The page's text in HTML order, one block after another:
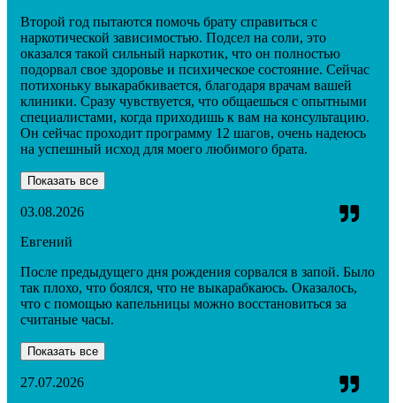
Второй год пытаются помочь брату справиться с
наркотической зависимостью. Подсел на соли, это
оказался такой сильный наркотик, что он полностью
подорвал свое здоровье и психическое состояние. Сейчас
потихоньку выкарабкивается, благодаря врачам вашей
клиники. Сразу чувствуется, что общаешься с опытными
специалистами, когда приходишь к вам на консультацию.
Он сейчас проходит программу 12 шагов, очень надеюсь
на успешный исход для моего любимого брата.
Показать все
03.08.2026
Евгений
После предыдущего дня рождения сорвался в запой. Было
так плохо, что боялся, что не выкарабкаюсь. Оказалось,
что с помощью капельницы можно восстановиться за
считаные часы.
Показать все
27.07.2026